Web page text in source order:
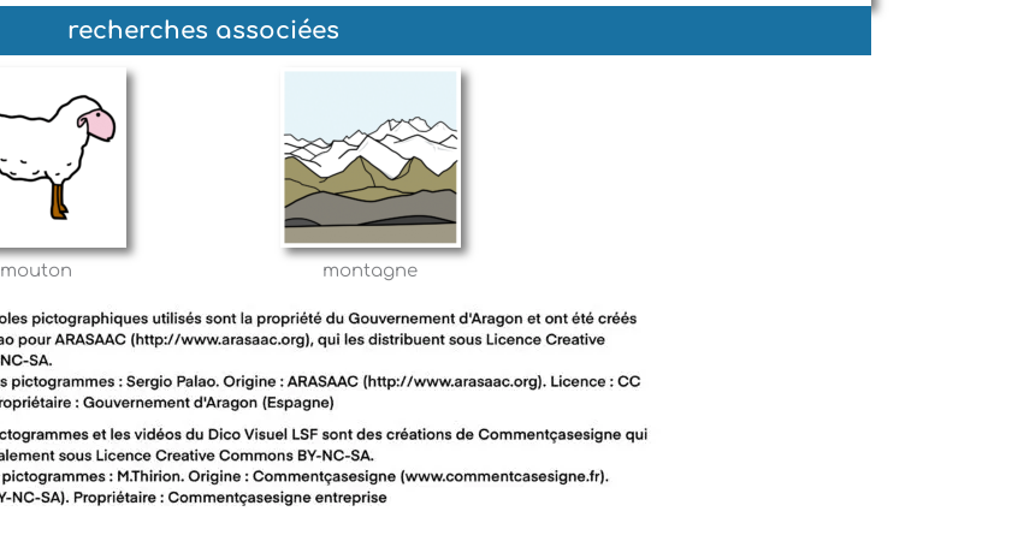
recherches associées
mouton montagne